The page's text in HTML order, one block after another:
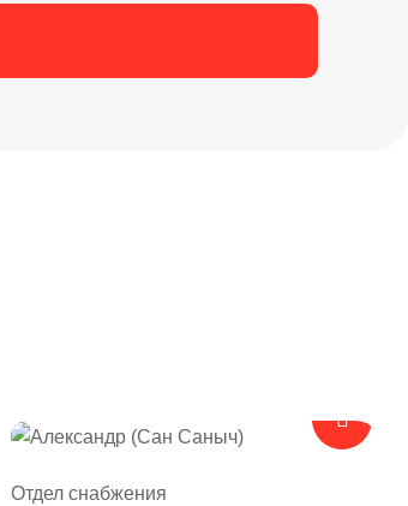
Артур ремонтирует квартиры в городе Санкт-Петербург
Отдел снабжения